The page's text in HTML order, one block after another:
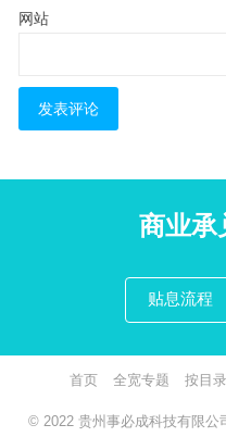
网站
商业承
贴息流程
首页 全宽专题 按目
© 2022 贵州事必成科技有限公